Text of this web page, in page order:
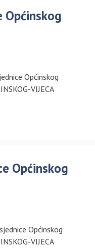
Općinskog
Općinskog
VIJECA
Općinskog
Općinskog
VIJECA